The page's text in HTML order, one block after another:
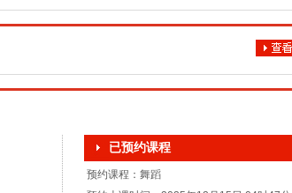
都可以得到很高的评价。 给
28 16:46:18
已预约课程
预约上课时间：2026年01月12日 06时41分
预约校区：东二环校区
预约日期：2025年12月12日
预约课程：舞蹈
预约校区：三孝口校区